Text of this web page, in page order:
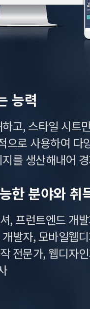
능력
고, 스타일 시트
으로 사용하여 다
를 생산해내어
한 분야와 취
, 프런트엔드 개
발자, 모바일웹
전문가, 웹디자